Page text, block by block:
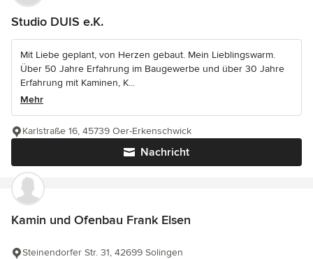
Studio DUIS e.K.
Mit Liebe geplant, von Herzen gebaut. Mein Lieblingswarm.
Über 50 Jahre Erfahrung im Baugewerbe und über 30 Jahre
Erfahrung mit Kaminen, K...
Mehr
Nachricht
Karlstraße 16, 45739 Oer-Erkenschwick
Kamin und Ofenbau Frank Elsen
Steinendorfer Str. 31, 42699 Solingen